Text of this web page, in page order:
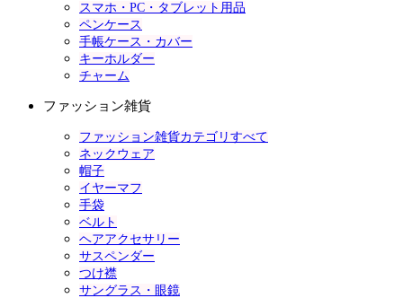
スマホ・PC・タブレット用品
ペンケース
手帳ケース・カバー
キーホルダー
チャーム
ファッション雑貨
ファッション雑貨カテゴリすべて
ネックウェア
帽子
イヤーマフ
手袋
ベルト
ヘアアクセサリー
サスペンダー
つけ襟
サングラス・眼鏡